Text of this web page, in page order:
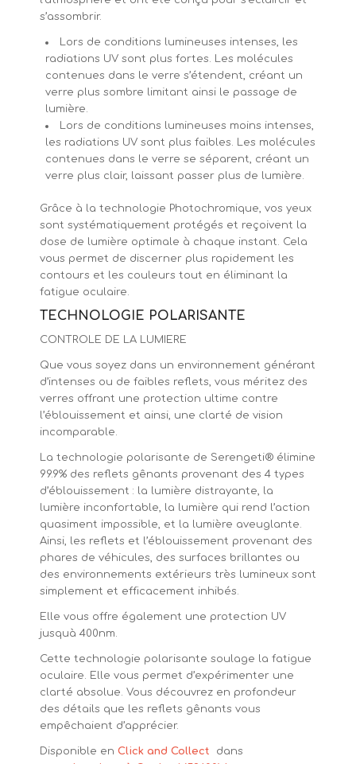
s’assombrir.
Lors de conditions lumineuses intenses, les
radiations UV sont plus fortes. Les molécules
contenues dans le verre s’étendent, créant un
verre plus sombre limitant ainsi le passage de
lumière.
Lors de conditions lumineuses moins intenses,
les radiations UV sont plus faibles. Les molécules
contenues dans le verre se séparent, créant un
verre plus clair, laissant passer plus de lumière.
Grâce à la technologie Photochromique, vos yeux
sont systématiquement protégés et reçoivent la
dose de lumière optimale à chaque instant. Cela
vous permet de discerner plus rapidement les
contours et les couleurs tout en éliminant la
fatigue oculaire.
TECHNOLOGIE POLARISANTE
CONTROLE DE LA LUMIERE
Que vous soyez dans un environnement générant
d’intenses ou de faibles reflets, vous méritez des
verres offrant une protection ultime contre
l’éblouissement et ainsi, une clarté de vision
incomparable.
La technologie polarisante de Serengeti® élimine
99.9% des reflets gênants provenant des 4 types
d’éblouissement : la lumière distrayante, la
lumière inconfortable, la lumière qui rend l’action
quasiment impossible, et la lumière aveuglante.
Ainsi, les reflets et l’éblouissement provenant des
phares de véhicules, des surfaces brillantes ou
des environnements extérieurs très lumineux sont
simplement et efficacement inhibés.
Elle vous offre également une protection UV
jusquà 400nm.
Cette technologie polarisante soulage la fatigue
oculaire. Elle vous permet d’expérimenter une
clarté absolue. Vous découvrez en profondeur
des détails que les reflets gênants vous
empêchaient d’apprécier.
Disponible en Click and Collect dans